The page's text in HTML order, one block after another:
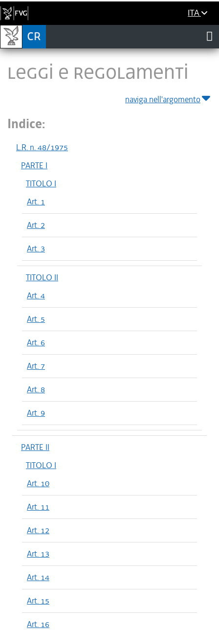
ITA
LEGGI E REGOLAMENTI
naviga nell'argomento
Indice:
L.R. n. 48/1975
PARTE I
TITOLO I
Art. 1
Art. 2
Art. 3
TITOLO II
Art. 4
Art. 5
Art. 6
Art. 7
Art. 8
Art. 9
PARTE II
TITOLO I
Art. 10
Art. 11
Art. 12
Art. 13
Art. 14
Art. 15
Art. 16